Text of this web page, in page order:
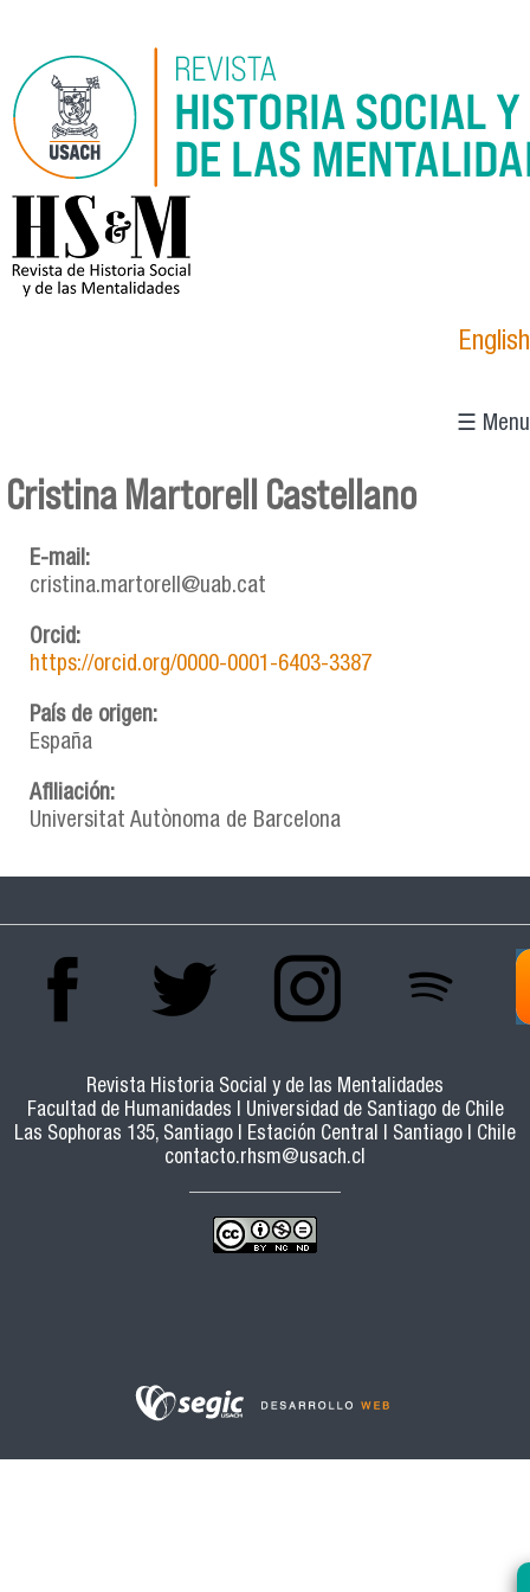
logo_hsm_2021.png
English
☰ Menu
Cristina Martorell Castellano
E-mail:
cristina.martorell@uab.cat
Orcid:
https://orcid.org/0000-0001-6403-3387
País de origen:
España
Afiliación:
Universitat Autònoma de Barcelona
Revista Historia Social y de las Mentalidades
Facultad de Humanidades | Universidad de Santiago de Chile
Las Sophoras 135, Santiago | Estación Central | Santiago | Chile
contacto.rhsm@usach.cl